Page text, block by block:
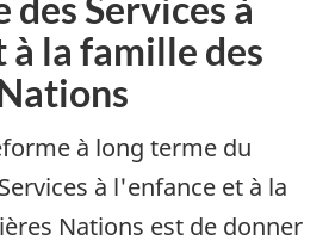
à la famille des
à long terme du
à l'enfance et à la
Nations est de donner